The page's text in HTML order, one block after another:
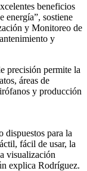
beneficios
energía”, sostiene
y Monitoreo de
y
precisión permite la
áreas de
y producción
dispuestos para la
fácil de usar, la
visualización
explica Rodríguez.